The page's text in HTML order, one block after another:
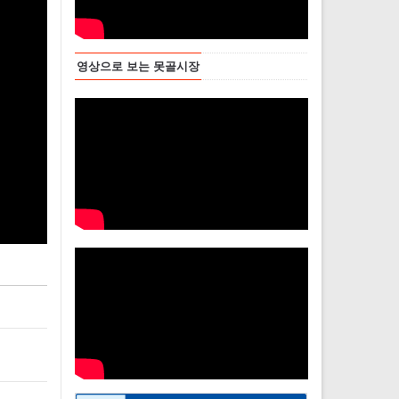
영상으로 보는 못골시장